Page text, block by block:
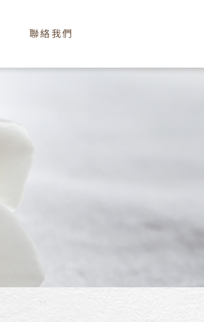
聯絡我們